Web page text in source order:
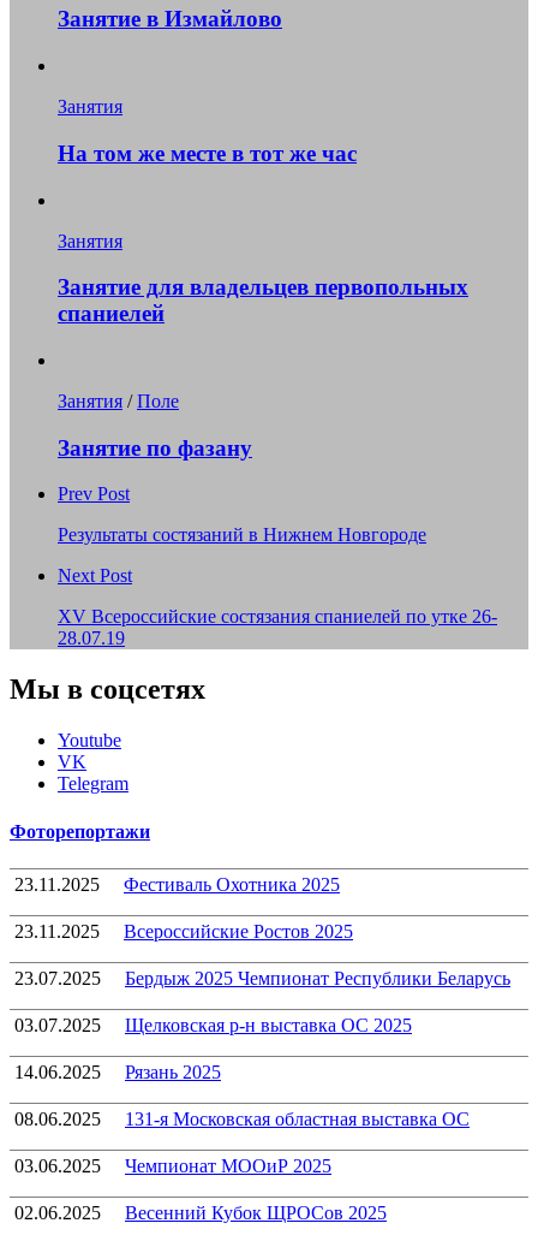
Занятие в Измайлово
Занятия
На том же месте в тот же час
Занятия
Занятие для владельцев первопольных
спаниелей
Занятия /Поле
Занятие по фазану
Prev Post
Результаты состязаний в Нижнем Новгороде
Next Post
XV Всероссийские состязания спаниелей по утке 26-
28.07.19
Мы в соцсетях
Youtube
VK
Telegram
Фоторепортажи
23.11.2025 Фестиваль Охотника 2025
23.11.2025 Всероссийские Ростов 2025
23.07.2025 Бердыж 2025 Чемпионат Республики Беларусь
03.07.2025 Щелковская р-н выставка ОС 2025
14.06.2025 Рязань 2025
08.06.2025 131-я Московская областная выставка ОС
03.06.2025 Чемпионат МООиР 2025
02.06.2025 Весенний Кубок ЩРОСов 2025